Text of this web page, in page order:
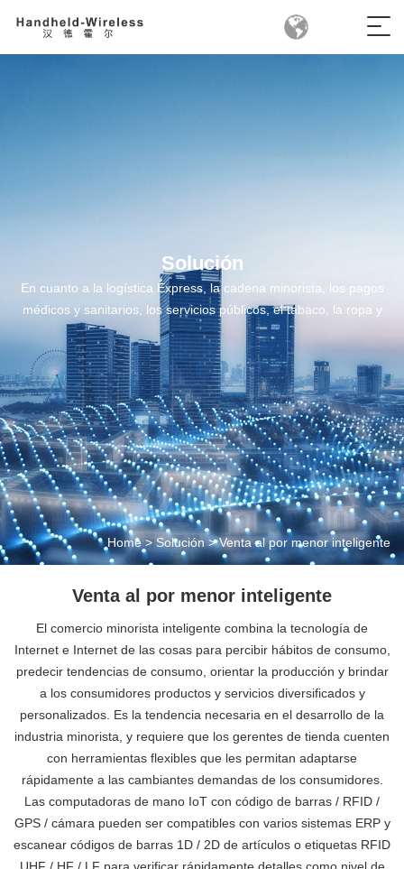
Solución
En cuanto a la logística Express, la cadena minorista, los pagos
médicos y sanitarios, los servicios públicos, el tabaco, la ropa y
otros campos de investigación y desarrollo de terminales
móviles portátiles para todas las industrias, para proporcionar a
las industrias soluciones de aplicaciones móviles
Home>Solución>Venta al por menor inteligente
Venta al por menor inteligente
El comercio minorista inteligente combina la tecnología de
Internet e Internet de las cosas para percibir hábitos de consumo,
predecir tendencias de consumo, orientar la producción y brindar
a los consumidores productos y servicios diversificados y
personalizados. Es la tendencia necesaria en el desarrollo de la
industria minorista, y requiere que los gerentes de tienda cuenten
con herramientas flexibles que les permitan adaptarse
rápidamente a las cambiantes demandas de los consumidores.
Las computadoras de mano IoT con código de barras / RFID /
GPS / cámara pueden ser compatibles con varios sistemas ERP y
escanear códigos de barras 1D / 2D de artículos o etiquetas RFID
UHF / HF / LF para verificar rápidamente detalles como nivel de